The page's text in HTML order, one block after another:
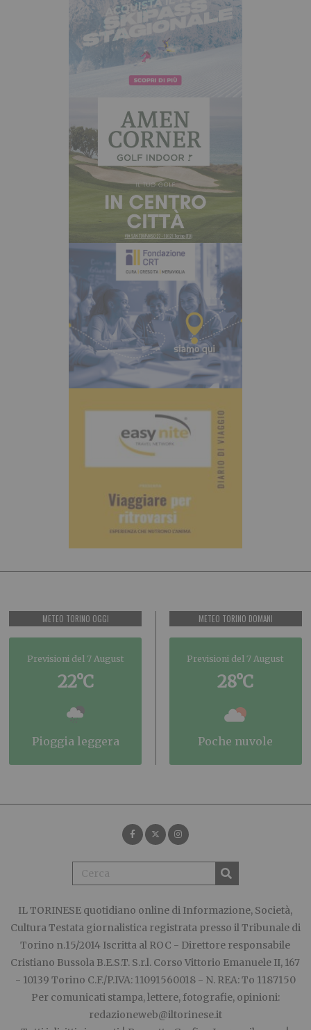
METEO TORINO OGGI
Previsioni del 7 August
22°C
pioggia leggera
METEO TORINO DOMANI
Previsioni del 7 August
28°C
poche nuvole
IL TORINESE quotidiano online di Informazione, Società,
Cultura Testata giornalistica registrata presso il Tribunale di
Torino n.15/2014 Iscritta al ROC - Direttore responsabile
Cristiano Bussola B.E.S.T. S.r.l. Corso Vittorio Emanuele II, 167
- 10139 Torino C.F./P.IVA: 11091560018 - N. REA: To 1187150
Per comunicati stampa, lettere, fotografie, opinioni:
redazioneweb@iltorinese.it